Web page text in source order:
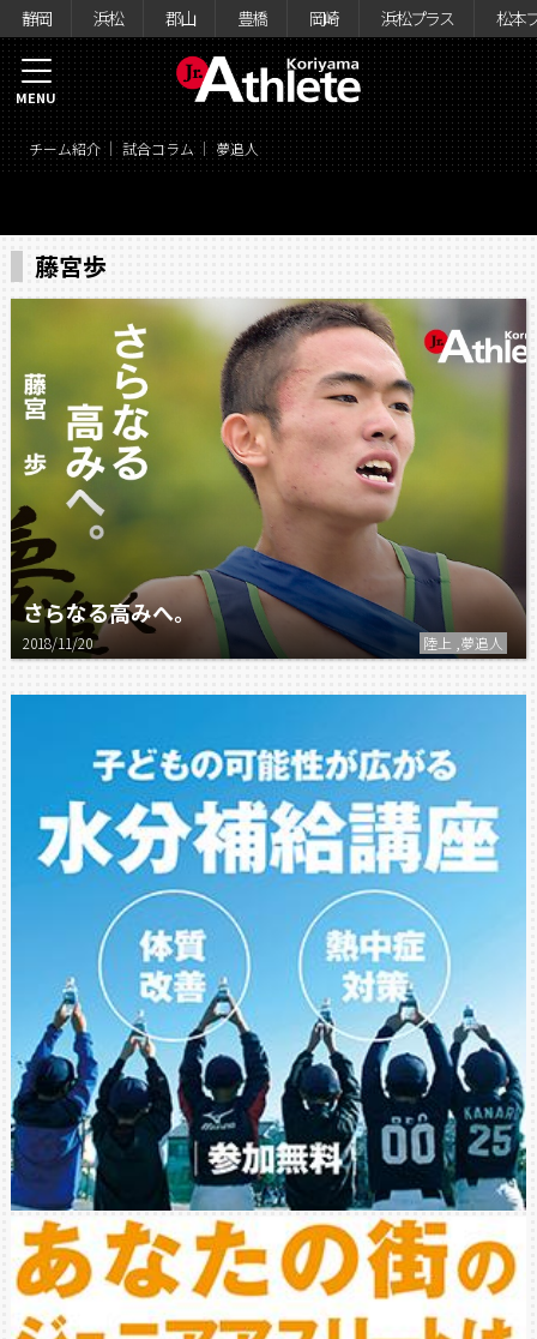
静岡 浜松 郡山 豊橋 岡崎 浜松プラス 松本
チーム紹介 試合コラム 夢追人
MENU
藤宮歩
さらなる高みへ。
2018/11/20 陸上 ,夢追人